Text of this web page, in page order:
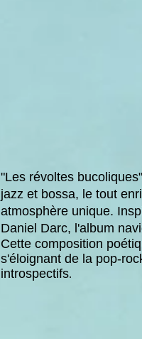
"Les révoltes
jazz et bossa, le tout
atmosphère unique.
Daniel Darc, l'album
Cette composition
s'éloignant de la pop-
introspectifs.